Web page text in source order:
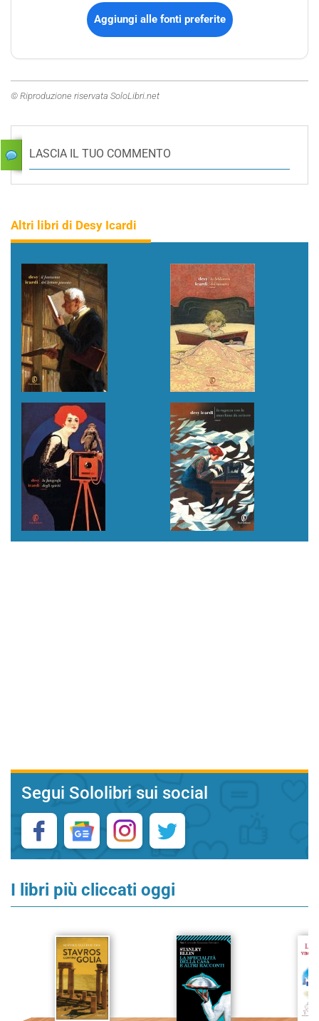
Aggiungi alle fonti preferite
© Riproduzione riservata SoloLibri.net
LASCIA IL TUO COMMENTO
Altri libri di Desy Icardi
Segui Sololibri sui social
I libri più cliccati oggi